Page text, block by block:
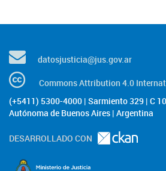
datosjusticia@jus.gov.ar
Commons Attribution 4.0
(+5411) 5300-4000 | Sarmiento 329 | C
Autónoma de Buenos Aires | Argentina
DESARROLLADO CON